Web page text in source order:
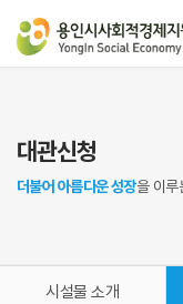
대관신청
더불어 아름다운 성장을 이
시설물 소개